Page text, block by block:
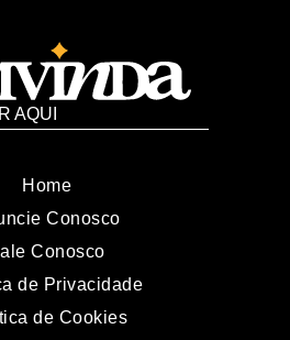
AQUI
Home
Conosco
Conosco
de Privacidade
de Cookies